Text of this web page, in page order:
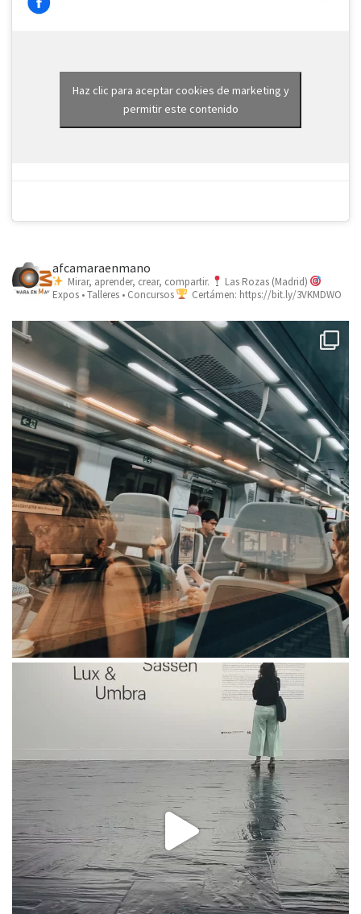
Haz clic para aceptar cookies de marketing y
permitir este contenido
afcamaraenmano
Mirar, aprender, crear, compartir.
Las Rozas (Madrid)
Expos • Talleres • Concursos
Certámen: https://bit.ly/3VKMDWO